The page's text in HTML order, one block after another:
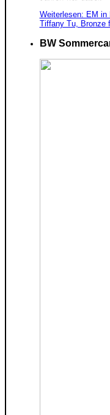
Weiterlesen: EM in
Tiffany Tu, Bronze
BW